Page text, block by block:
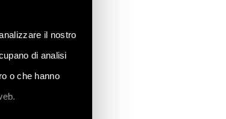
il nostro
di analisi
o che hanno